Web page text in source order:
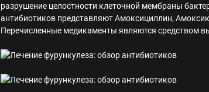
разрушение целостности клеточной мембраны
антибиотиков представляют Амоксициллин,
Перечисленные медикаменты являются средством